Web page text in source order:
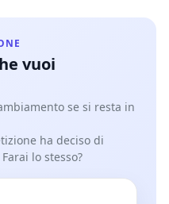
vuoi
se si resta in
ha deciso di
lo stesso?